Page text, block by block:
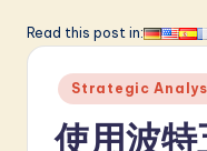
li
Read this post in:
Posted
in
Strategic
使用波